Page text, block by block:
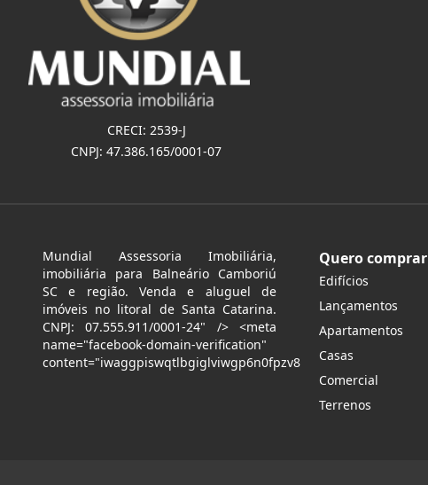
CRECI: 2539-J
CNPJ: 47.386.165/0001-07
Mundial Assessoria Imobiliária,
imobiliária para Balneário Camboriú
SC e região. Venda e aluguel de
imóveis no litoral de Santa Catarina.
CNPJ: 07.555.911/0001-24" /> <meta
name="facebook-domain-verification"
content="iwaggpiswqtlbgiglviwgp6n0fpzv8
Quero comprar
Edifícios
Lançamentos
Apartamentos
Casas
Comercial
Terrenos